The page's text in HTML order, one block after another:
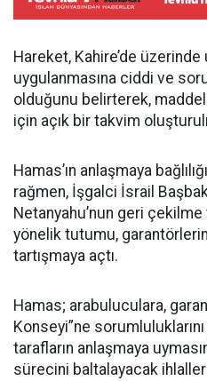
Hareket, Kahire’de
uygulanmasına ciddi ve
olduğunu belirterek,
için açık bir takvim
Hamas’ın anlaşmaya
rağmen, İşgalci İsrail
Netanyahu’nun geri
yönelik tutumu,
tartışmaya açtı.
Hamas; arabuluculara,
Konseyi”ne
tarafların anlaşmaya
sürecini baltalayacak